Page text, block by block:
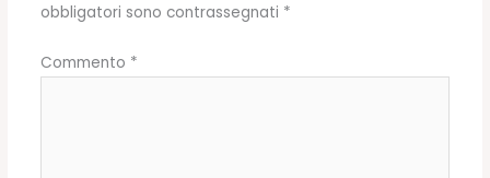
obbligatori sono contrassegnati *
Commento *